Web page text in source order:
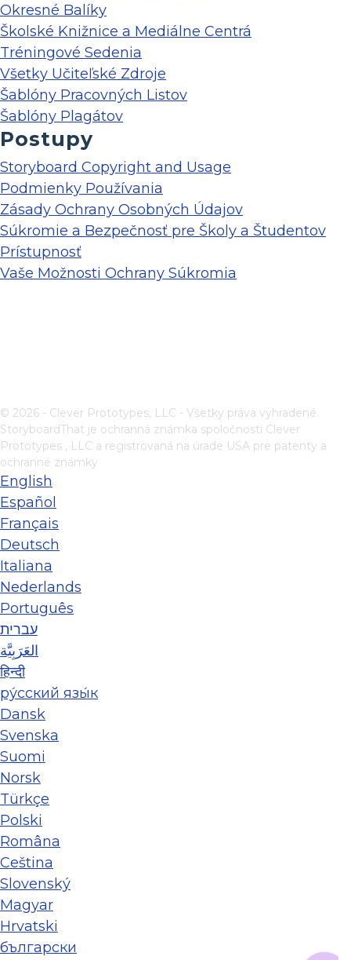
Okresné Balíky
Školské Knižnice a Mediálne Centrá
Tréningové Sedenia
Všetky Učiteľské Zdroje
Šablóny Pracovných Listov
Šablóny Plagátov
Postupy
Storyboard Copyright and Usage
Podmienky Používania
Zásady Ochrany Osobných Údajov
Súkromie a Bezpečnosť pre Školy a Študentov
Prístupnosť
Vaše Možnosti Ochrany Súkromia
© 2026 - Clever Prototypes, LLC - Všetky práva vyhradené.
StoryboardThat je ochranná známka spoločnosti Clever
Prototypes , LLC a registrovaná na úrade USA pre patenty a
ochranné známky
English
Español
Français
Deutsch
Italiana
Nederlands
Português
עברית
العَرَبِيَّة
हिन्दी
ру́сский язы́к
Dansk
Svenska
Suomi
Norsk
Türkçe
Polski
Româna
Ceština
Slovenský
Magyar
Hrvatski
български